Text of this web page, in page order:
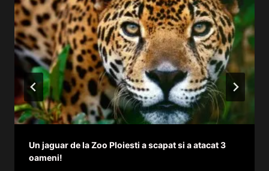
Un jaguar de la Zoo Ploiesti a scapat si a atacat 3
oameni!